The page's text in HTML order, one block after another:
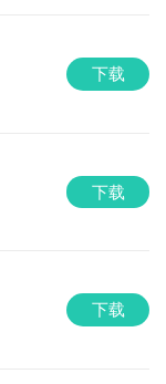
下载
下载
下载